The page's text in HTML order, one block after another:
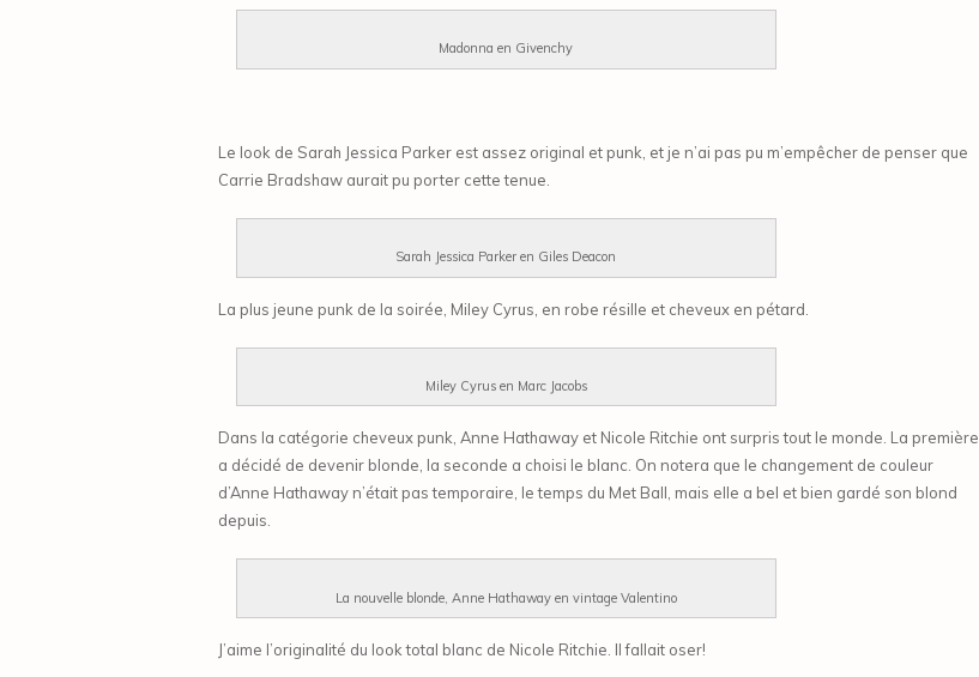
Madonna en Givenchy
Le look de Sarah Jessica Parker est assez original et punk, et je n’ai pas pu m’empêcher de penser que
Carrie Bradshaw aurait pu porter cette tenue.
Sarah Jessica Parker en Giles Deacon
La plus jeune punk de la soirée, Miley Cyrus, en robe résille et cheveux en pétard.
Miley Cyrus en Marc Jacobs
Dans la catégorie cheveux punk, Anne Hathaway et Nicole Ritchie ont surpris tout le monde. La première
a décidé de devenir blonde, la seconde a choisi le blanc. On notera que le changement de couleur
d’Anne Hathaway n’était pas temporaire, le temps du Met Ball, mais elle a bel et bien gardé son blond
depuis.
La nouvelle blonde, Anne Hathaway en vintage Valentino
J’aime l’originalité du look total blanc de Nicole Ritchie. Il fallait oser!